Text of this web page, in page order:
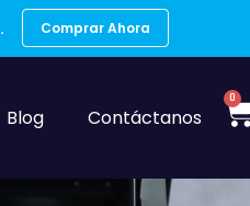
Comprar Ahora
Blog Contáctanos
0